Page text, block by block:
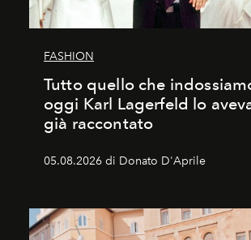
FASHION
Tutto quello che
oggi Karl Lagerfeld lo
già raccontato
05.08.2026 di Donato D'Aprile